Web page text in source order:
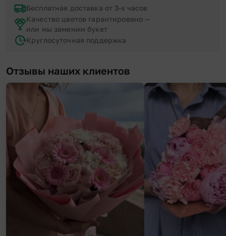
Бесплатная доставка от 3-х часов
Качество цветов гарантировано —
или мы заменим букет
Круглосуточная поддержка
Отзывы наших клиентов